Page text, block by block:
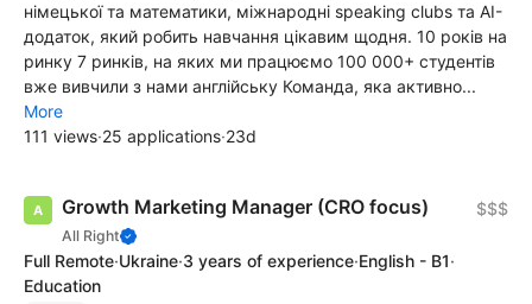
німецької та математики, міжнародні speaking clubs та AI-
додаток, який робить навчання цікавим щодня. 10 років на
ринку 7 ринків, на яких ми працюємо 100 000+ студентів
вже вивчили з нами англійську Команда, яка активно...
More
111 views·25 applications·23d
Growth Marketing Manager (CRO focus)
All Right
$$$
Full Remote·Ukraine·3 years of experience·English - B1·
Education